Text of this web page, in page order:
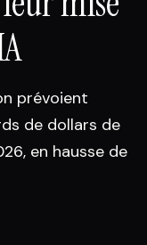
prévoient
de dollars de
en hausse de